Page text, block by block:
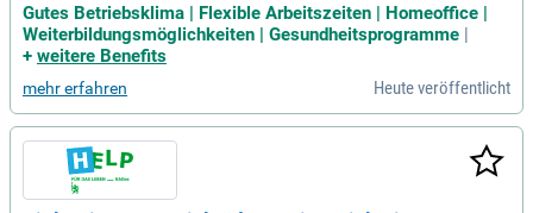
Gutes Betriebsklima | Flexible Arbeitszeiten | Homeoffice |
Weiterbildungsmöglichkeiten | Gesundheitsprogramme |
+ weitere Benefits
mehr erfahren Heute veröffentlicht